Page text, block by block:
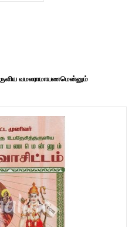
வமலராமாயணமென்னும்